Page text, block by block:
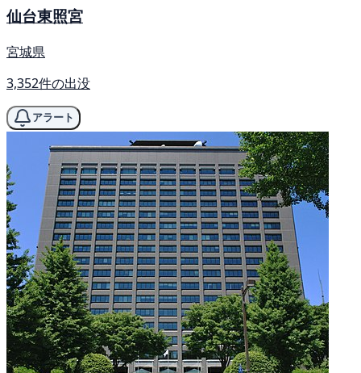
仙台東照宮
宮城県
3,352件の出没
アラート